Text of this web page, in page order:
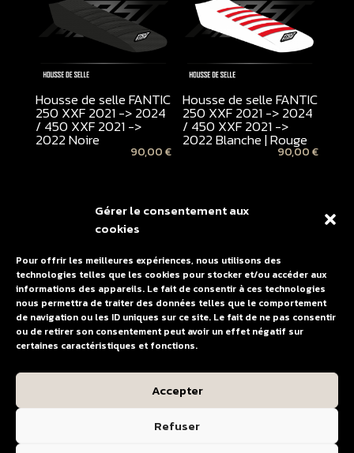
Gérer le consentement aux
cookies
Pour offrir les meilleures expériences, nous utilisons des
technologies telles que les cookies pour stocker et/ou accéder aux
informations des appareils. Le fait de consentir à ces technologies
nous permettra de traiter des données telles que le comportement
de navigation ou les ID uniques sur ce site. Le fait de ne pas consentir
ou de retirer son consentement peut avoir un effet négatif sur
certaines caractéristiques et fonctions.
Accepter
Refuser
Housse de selle FANTIC
250 XXF 2021 -> 2024
/ 450 XXF 2021 ->
2022 Noire
90,00€
Housse de selle FANTIC
250 XXF 2021 -> 2024
/ 450 XXF 2021 ->
2022 Blanche | Rouge
90,00€
Housse de selle
monobloc FANTIC 250
450 XXF 2021 -> 2022
60,00€